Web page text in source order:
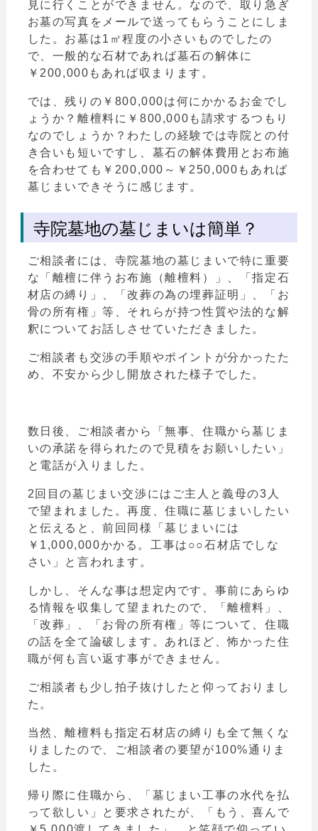
見に行くことができません。なので、取り急ぎ
お墓の写真をメールで送ってもらうことにしま
した。お墓は1㎡程度の小さいものでしたの
で、一般的な石材であれば墓石の解体に
￥200,000もあれば収まります。
では、残りの￥800,000は何にかかるお金でし
ょうか？離檀料に￥800,000も請求するつもり
なのでしょうか？わたしの経験では寺院との付
き合いも短いですし、墓石の解体費用とお布施
を合わせても￥200,000～￥250,000もあれば
墓じまいできそうに感じます。
寺院墓地の墓じまいは簡単？
ご相談者には、寺院墓地の墓じまいで特に重要
な「離檀に伴うお布施（離檀料）」、「指定石
材店の縛り」、「改葬の為の埋葬証明」、「お
骨の所有権」等、それらが持つ性質や法的な解
釈についてお話しさせていただきました。
ご相談者も交渉の手順やポイントが分かったた
め、不安から少し開放された様子でした。
数日後、ご相談者から「無事、住職から墓じま
いの承諾を得られたので見積をお願いしたい」
と電話が入りました。
2回目の墓じまい交渉にはご主人と義母の3人
で望まれました。再度、住職に墓じまいしたい
と伝えると、前回同様「墓じまいには
￥1,000,000かかる。工事は○○石材店でしな
さい」と言われます。
しかし、そんな事は想定内です。事前にあらゆ
る情報を収集して望まれたので、「離檀料」、
「改葬」、「お骨の所有権」等について、住職
の話を全て論破します。あれほど、怖かった住
職が何も言い返す事ができません。
ご相談者も少し拍子抜けしたと仰っておりまし
た。
当然、離檀料も指定石材店の縛りも全て無くな
りましたので、ご相談者の要望が100%通りま
した。
帰り際に住職から、「墓じまい工事の水代を払
って欲しい」と要求されたが、「もう、喜んで